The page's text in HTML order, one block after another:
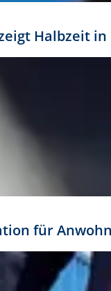
Halbzeit
für